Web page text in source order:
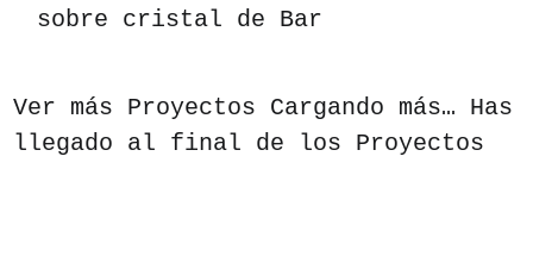
sobre cristal de Bar
Ver más Proyectos Cargando más…
Has
llegado al final de los Proyectos